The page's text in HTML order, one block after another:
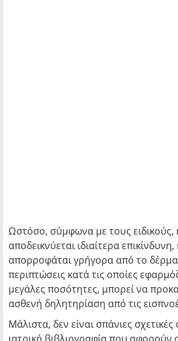
Ωστόσο, σύμφωνα με τους ειδικούς,
αποδεικνύεται ιδιαίτερα
απορροφάται γρήγορα από το
περιπτώσεις κατά τις οποίες
μεγάλες ποσότητες, μπορεί να
ασθενή δηλητηρίαση από τις
Μάλιστα, δεν είναι σπάνιες